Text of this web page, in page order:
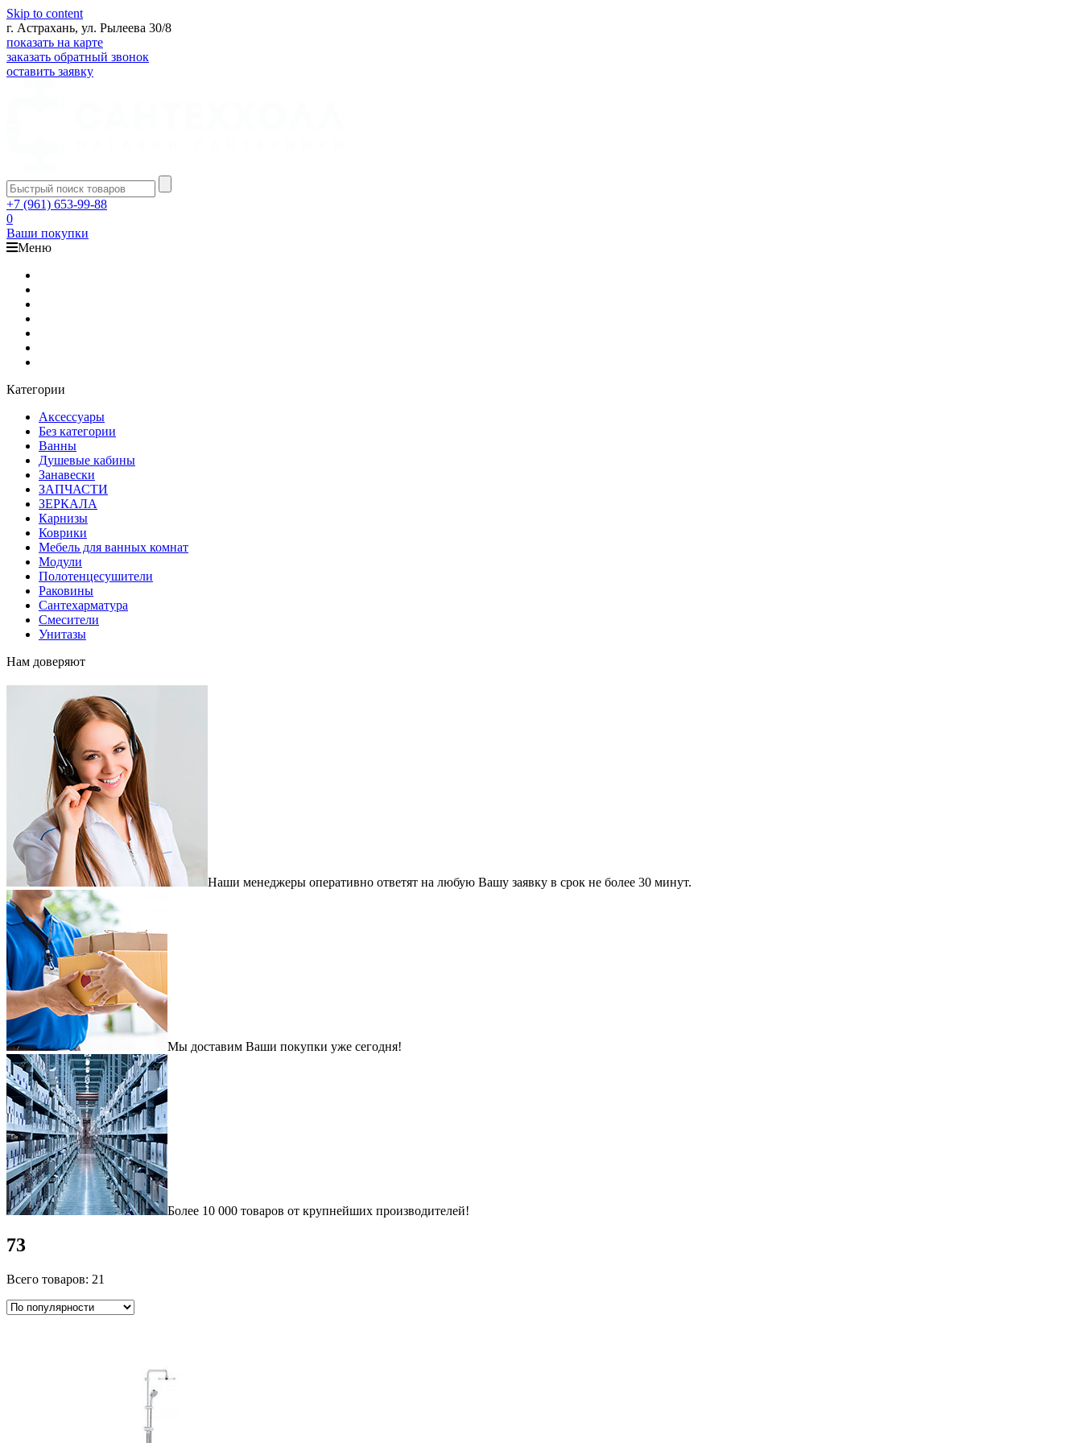
Skip to content
г. Астрахань, ул. Рылеева 30/8
показать на карте
заказать обратный звонок
оставить заявку
+7 (961) 653-99-88
0
Ваши покупки
Меню
Категории
Аксессуары
Без категории
Ванны
Душевые кабины
Занавески
ЗАПЧАСТИ
ЗЕРКАЛА
Карнизы
Коврики
Мебель для ванных комнат
Модули
Полотенцесушители
Раковины
Сантехарматура
Смесители
Унитазы
Нам доверяют
Наши менеджеры оперативно ответят на любую Вашу заявку в срок не более 30 минут.
Мы доставим Ваши покупки уже сегодня!
Более 10 000 товаров от крупнейших производителей!
73
Всего товаров: 21